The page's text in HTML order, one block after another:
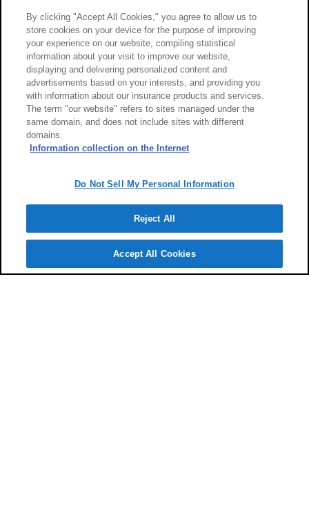
代理店に
相談予約
By clicking "Accept All Cookies," you agree to allow us to
store cookies on your device for the purpose of improving
your experience on our website, compiling statistical
information about your visit to improve our website,
displaying and delivering personalized content and
advertisements based on your interests, and providing you
with information about our insurance products and services.
The term "our website" refers to sites managed under the
same domain, and does not include sites with different
domains.
Information collection on the Internet
Do Not Sell My Personal Information
Reject All
Accept All Cookies